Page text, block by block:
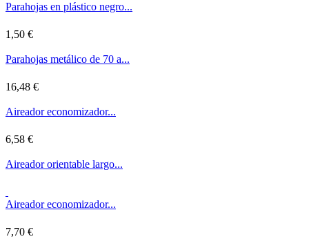
Parahojas en plástico negro...
1,50 €
Parahojas metálico de 70 a...
16,48 €
Aireador economizador...
6,58 €
Aireador orientable largo...
Aireador economizador...
7,70 €